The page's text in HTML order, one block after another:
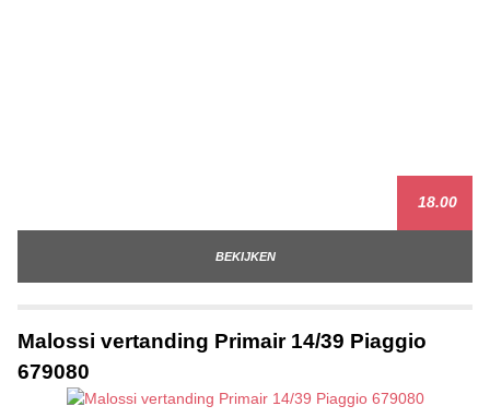
18.00
BEKIJKEN
Malossi vertanding Primair 14/39 Piaggio
679080